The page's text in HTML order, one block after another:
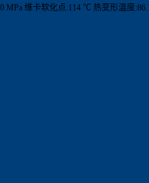
MPa 维卡软化点:114 ℃ 热变形温度